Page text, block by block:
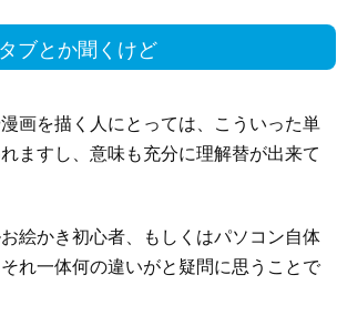
ブとか聞くけど
画を描く人にとっては、こういった単
ますし、意味も充分に理解替が出来て
絵かき初心者、もしくはパソコン自体
れ一体何の違いがと疑問に思うことで